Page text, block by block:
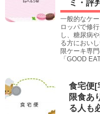
ミ・評
一般的なケ
ロッパで修
し、糖尿病
る方におい
限ケーキ専
「GOOD
食宅便[
限食あ
る人も